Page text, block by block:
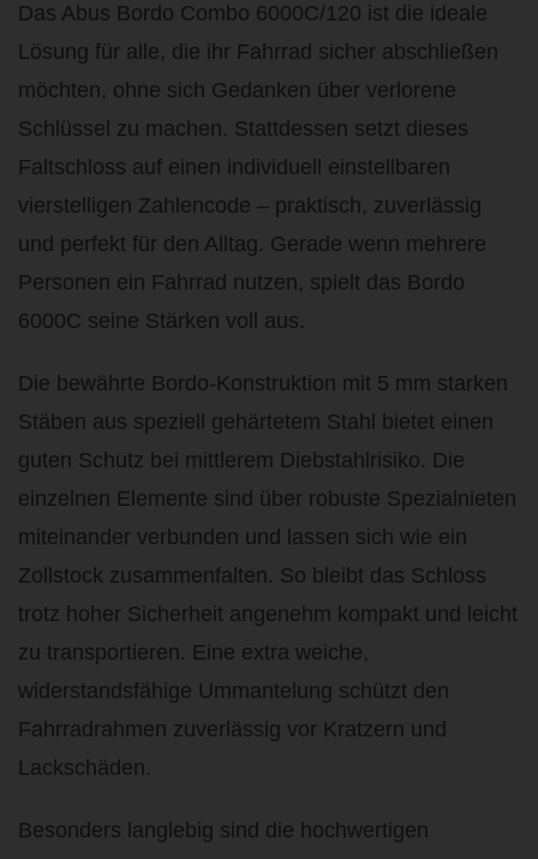
Das Abus Bordo Combo 6000C/120 ist die ideale
Lösung für alle, die ihr Fahrrad sicher abschließen
möchten, ohne sich Gedanken über verlorene
Schlüssel zu machen. Stattdessen setzt dieses
Faltschloss auf einen individuell einstellbaren
vierstelligen Zahlencode – praktisch, zuverlässig
und perfekt für den Alltag. Gerade wenn mehrere
Personen ein Fahrrad nutzen, spielt das Bordo
6000C seine Stärken voll aus.
Die bewährte Bordo-Konstruktion mit 5 mm starken
Stäben aus speziell gehärtetem Stahl bietet einen
guten Schutz bei mittlerem Diebstahlrisiko. Die
einzelnen Elemente sind über robuste Spezialnieten
miteinander verbunden und lassen sich wie ein
Zollstock zusammenfalten. So bleibt das Schloss
trotz hoher Sicherheit angenehm kompakt und leicht
zu transportieren. Eine extra weiche,
widerstandsfähige Ummantelung schützt den
Fahrradrahmen zuverlässig vor Kratzern und
Lackschäden.
Besonders langlebig sind die hochwertigen